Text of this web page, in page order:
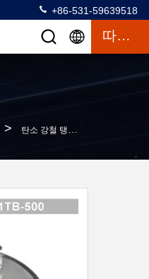
+86-531-59639518
따옴표
> 탄소 강철 탱크 펌프 트럭 예비 부품 펌프 구멍 덮개 GETC801TB -500